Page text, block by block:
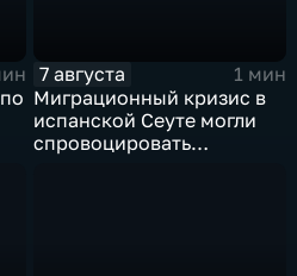
7 августа
1 мин
Миграционный кризис в
испанской Сеуте могли
спровоцировать